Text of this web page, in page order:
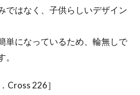
ではなく、子供らしいデザイン
単になっているため、輪無しで
Cross 226］